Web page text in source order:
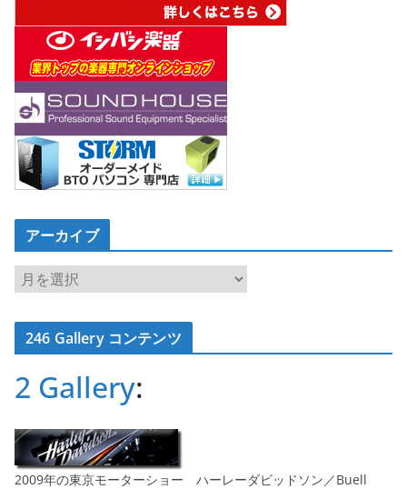
アーカイブ
ア
ー
カ
イ246 Gallery コンテンツ
2 Gallery:
2009年の東京モーターショー ハーレーダビッドソン／Buell